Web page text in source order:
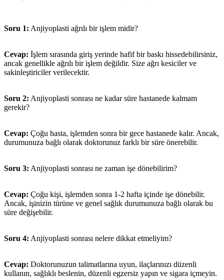
Soru 1: Anjiyoplasti ağrılı bir işlem midir?
Cevap: İşlem sırasında giriş yerinde hafif bir baskı hissedebilirsiniz,
ancak genellikle ağrılı bir işlem değildir. Size ağrı kesiciler ve
sakinleştiriciler verilecektir.
Soru 2: Anjiyoplasti sonrası ne kadar süre hastanede kalmam
gerekir?
Cevap: Çoğu hasta, işlemden sonra bir gece hastanede kalır. Ancak,
durumunuza bağlı olarak doktorunuz farklı bir süre önerebilir.
Soru 3: Anjiyoplasti sonrası ne zaman işe dönebilirim?
Cevap: Çoğu kişi, işlemden sonra 1-2 hafta içinde işe dönebilir.
Ancak, işinizin türüne ve genel sağlık durumunuza bağlı olarak bu
süre değişebilir.
Soru 4: Anjiyoplasti sonrası nelere dikkat etmeliyim?
Cevap: Doktorunuzun talimatlarına uyun, ilaçlarınızı düzenli
kullanın, sağlıklı beslenin, düzenli egzersiz yapın ve sigara içmeyin.